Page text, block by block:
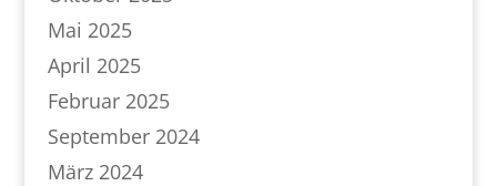
Mai 2025
April 2025
Februar 2025
September 2024
März 2024